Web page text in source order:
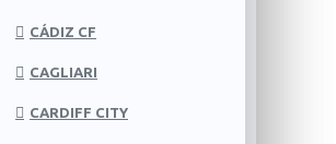
CÁDIZ CF
CAGLIARI
CARDIFF CITY